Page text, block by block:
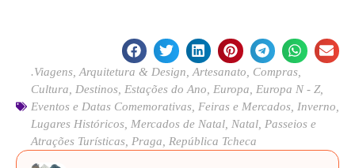
.Viagens Arquitetura & Design Artesanato Compras
Cultura
Destinos Estações do Ano Europa Europa N - Z,
Eventos e Datas Comemorativas Feiras e Mercados Inverno
Lugares Históricos Mercados de Natal Natal Passeios e
Atrações Turísticas Praga República Tcheca